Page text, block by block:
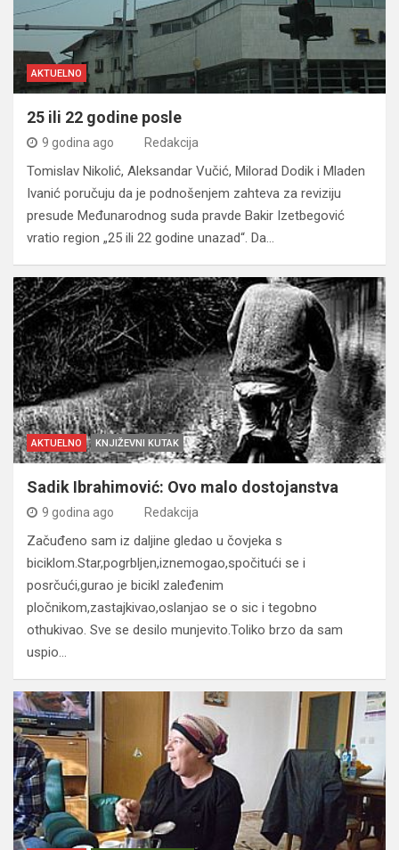
AKTUELNO
25 ili 22 godine posle
9 godina ago Redakcija
Tomislav Nikolić, Aleksandar Vučić, Milorad Dodik i Mladen
Ivanić poručuju da je podnošenjem zahteva za reviziju
presude Međunarodnog suda pravde Bakir Izetbegović
vratio region „25 ili 22 godine unazad“. Da…
AKTUELNO KNJIŽEVNI KUTAK
Sadik Ibrahimović: Ovo malo dostojanstva
9 godina ago Redakcija
Začuđeno sam iz daljine gledao u čovjeka s
biciklom.Star,pogrbljen,iznemogao,spočitući se i
posrčući,gurao je bicikl zaleđenim
pločnikom,zastajkivao,oslanjao se o sic i tegobno
othukivao. Sve se desilo munjevito.Toliko brzo da sam
uspio…